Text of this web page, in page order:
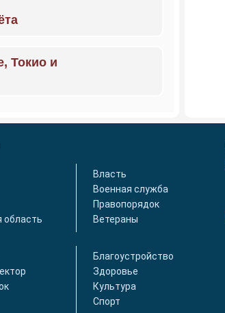
Токио и
область
Власть
Военная служба
Правопорядок
Ветераны
Благоустройство
Здоровье
Культура
Спорт